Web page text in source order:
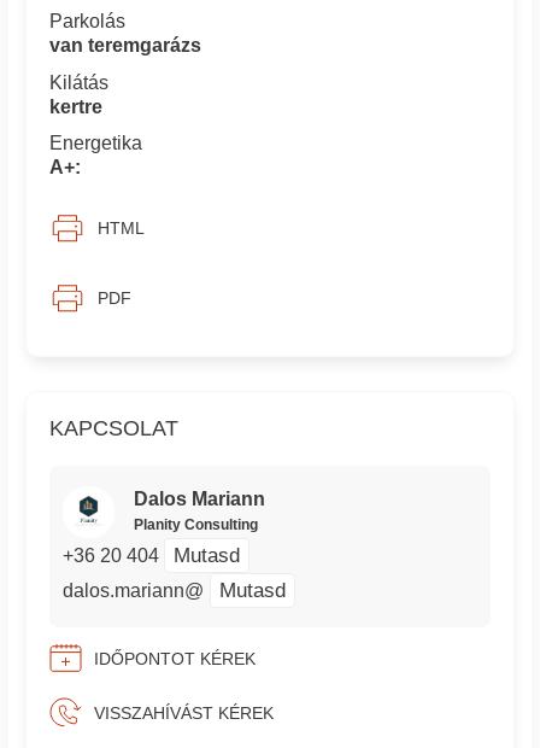
KAPCSOLAT
Dalos Mariann
Planity Consulting
+36 20 404 Mutasd
dalos.mariann@ Mutasd
IDŐPONTOT KÉREK
VISSZAHÍVÁST KÉREK
Parkolás
van teremgarázs
Kilátás
kertre
Energetika
A+:
HTML
PDF